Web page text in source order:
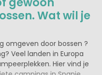
Wat wil je
omgeven door bossen ?
Veel landen in Europa
Hier vind je